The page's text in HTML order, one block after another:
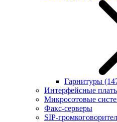
Гарнитуры
Интерфейсные
Микросотовые
Факс-серверы
SIP-